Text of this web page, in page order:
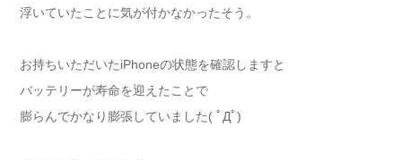
浮いていたことに気が付かなかったそう。
お持ちいただいたiPhoneの状態を確認しますと
バッテリーが寿命を迎えたことで
膨らんでかなり膨張していました( ﾟДﾟ)